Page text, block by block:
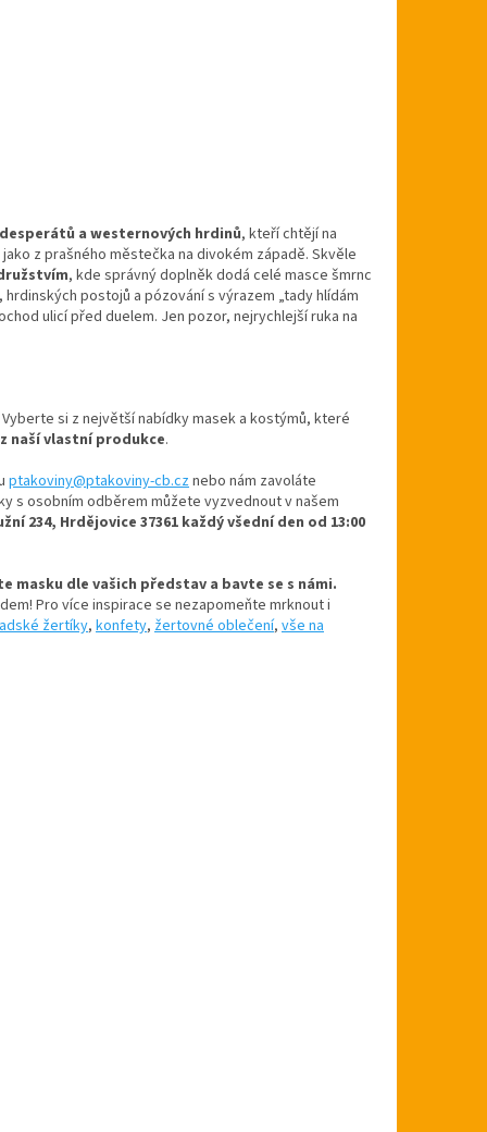
a westernových hrdinů, kteří chtějí na
z prašného městečka na divokém západě. Skvěle
, kde správný doplněk dodá celé masce šmrnc
postojů a pózování s výrazem „tady hlídám
ulicí před duelem. Jen pozor, nejrychlejší ruka na
Vyberte si z největší nabídky masek a kostýmů, které
naší vlastní produkce.
ptakoviny@ptakoviny-cb.cznebo nám zavoláte
s osobním odběrem můžete vyzvednout v našem
234, Hrdějovice 37361 každý všední den od 13:00
dle vašich představ a bavte se s námi.
Pro více inspirace se nezapomeňte mrknout i
žertíky, konfety, žertovné oblečení, vše na